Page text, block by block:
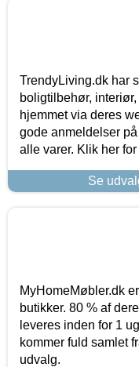
TrendyLiving.dk har
boligtilbehør,
hjemmet via deres
gode anmeldelser
alle varer. Klik her
Se
MyHomeMøbler.dk
butikker. 80 % af
leveres inden for 1
kommer fuld samlet
udvalg.